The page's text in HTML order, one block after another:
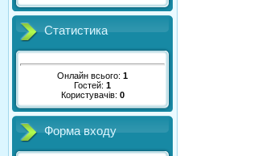
Статистика
Онлайн всього: 1
Гостей: 1
Користувачів: 0
Форма входу